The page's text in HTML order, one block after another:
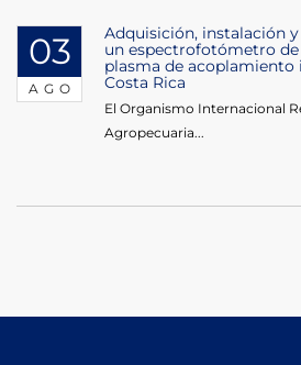
03
AGO
Adquisición, instalación
un espectrofotómetro
plasma de acoplamiento
Costa Rica
El Organismo Internacional
Agropecuaria...